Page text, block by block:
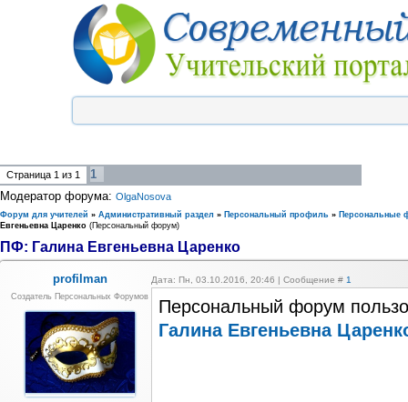
Страница 1 из 1
1
Модератор форума: OlgaNosova
Форум для учителей » Административный раздел » Персональный профиль » Персональные
Евгеньевна Царенко (Персональный форум)
ПФ: Галина Евгеньевна Царенко
profilman Дата: Пн, 03.10.2016, 20:46 | Сообщение # 1
Создатель Персональных Форумов
Персональный форум
Галина Евгеньевна